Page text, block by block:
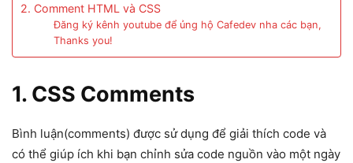
2. Comment HTML và CSS
Đăng ký kênh youtube để ủng hộ Cafedev nha các bạn,
Thanks you!
1. CSS Comments
Bình luận(comments) được sử dụng để giải thích code và
có thể giúp ích khi bạn chỉnh sửa code nguồn vào một ngày